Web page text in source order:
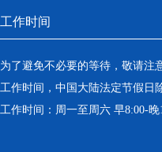
工作时间
为了避免不必要的等待，敬请注
工作时间，中国大陆法定节假日
工作时间：周一至周六 早8:00-晚